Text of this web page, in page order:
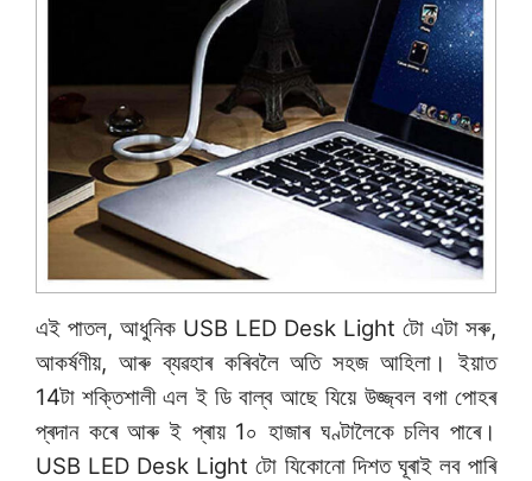
এই পাতল, আধুনিক USB LED Desk Light টো এটা সৰু,
আকৰ্ষণীয়, আৰু ব্যৱহাৰ কৰিবলৈ অতি সহজ আহিলা। ইয়াত
14টা শক্তিশালী এল ই ডি বাল্ব আছে যিয়ে উজ্জ্বল বগা পোহৰ
প্ৰদান কৰে আৰু ই প্ৰায় 1০ হাজাৰ ঘণ্টালৈকে চলিব পাৰে।
USB LED Desk Light টো যিকোনো দিশত ঘূৰাই লব পাৰি